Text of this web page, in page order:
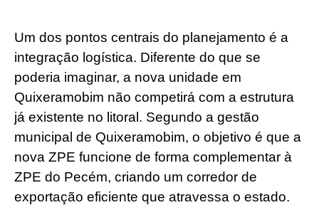
Um dos pontos centrais do planejamento é a
integração logística. Diferente do que se
poderia imaginar, a nova unidade em
Quixeramobim não competirá com a estrutura
já existente no litoral. Segundo a gestão
municipal de Quixeramobim, o objetivo é que a
nova ZPE funcione de forma complementar à
ZPE do Pecém, criando um corredor de
exportação eficiente que atravessa o estado.